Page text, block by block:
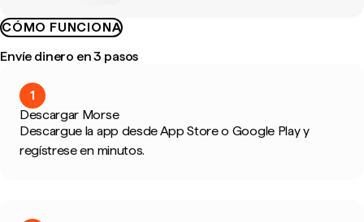
CÓMO FUNCIONA
Envíe dinero en 3 pasos
1
Descargar Morse
Descargue la app desde App Store o Google Play y
regístrese en minutos.